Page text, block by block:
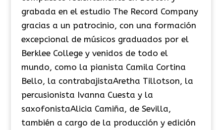
grabada en el estudio The Record Company
gracias a un patrocinio, con una formación
excepcional de músicos graduados por el
Berklee College y venidos de todo el
mundo, como la pianista Camila Cortina
Bello, la contrabajistaAretha Tillotson, la
percusionista Ivanna Cuesta y la
saxofonistaAlicia Camiña, de Sevilla,
también a cargo de la producción y edición